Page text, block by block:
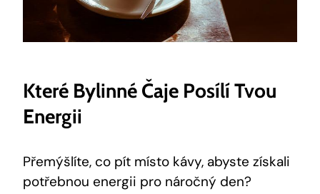
Které Bylinné Čaje Posílí Tvou
Energii
Přemýšlíte, co pít místo kávy, abyste získali
potřebnou energii pro náročný den?